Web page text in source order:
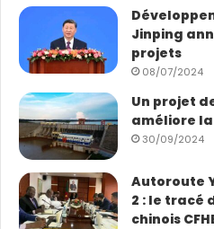
Jinping
projets
08/07/2024
Un projet
améliore
30/09/2024
Autoroute
2 : le tracé
chinois